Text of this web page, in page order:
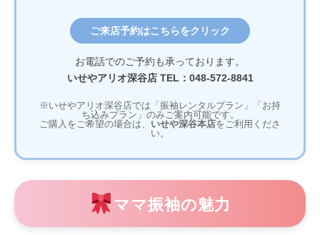
ご来店予約はこちらをクリック
お電話でのご予約も承っております。
いせやアリオ深谷店 TEL：048-572-8841
※いせやアリオ深谷店では「振袖レンタルプラン」「お持
ち込みプラン」のみご案内可能です。
ご購入をご希望の場合は、 いせや深谷本店をご利用くださ
い。
ママ振袖の魅力